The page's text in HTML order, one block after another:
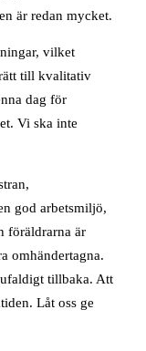
är redan mycket.
vilket
till kvalitativ
dag för
Vi ska inte
god arbetsmiljö,
föräldrarna är
omhändertagna.
tillbaka. Att
Låt oss ge